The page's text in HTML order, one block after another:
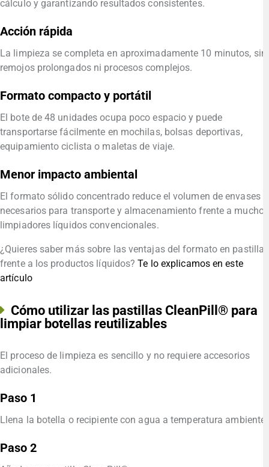
cálculo y garantizando resultados consistentes.
Acción rápida
La limpieza se completa en aproximadamente 10 minutos, sin
remojos prolongados ni procesos complejos.
Formato compacto y portátil
El bote de 48 unidades ocupa poco espacio y puede
transportarse fácilmente en mochilas, bolsas deportivas,
equipamiento ciclista o maletas de viaje.
Menor impacto ambiental
El formato sólido concentrado reduce el volumen de envases
necesarios para transporte y almacenamiento frente a muchos
limpiadores líquidos convencionales.
¿Quieres saber más sobre las ventajas del formato en pastilla
frente a los productos líquidos? Te lo explicamos en este
artículo
Cómo utilizar las pastillas CleanPill® para
limpiar botellas reutilizables
El proceso de limpieza es sencillo y no requiere accesorios
adicionales.
Paso 1
Llena la botella o recipiente con agua a temperatura ambiente.
Paso 2